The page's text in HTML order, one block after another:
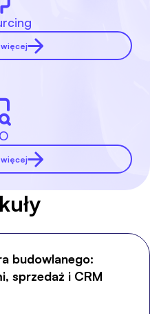
budowlanego:
sprzedaż i CRM